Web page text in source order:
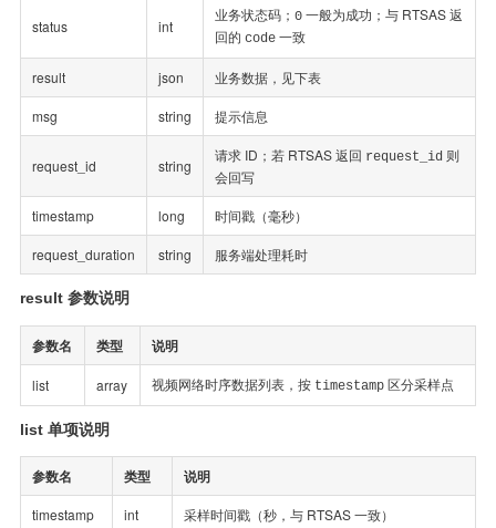
status int
业务状态码； 0一般为成功；与 RTSAS 返
回的 code一致
result json 业务数据，见下表
msg string 提示信息
request_id string
请求 ID；若 RTSAS 返回 request_id 则
会回写
timestamp long 时间戳（毫秒）
request_duration string 服务端处理耗时
result 参数说明
参数名 类型 说明
list array 视频网络时序数据列表，按 timestamp区分采样点
list 单项说明
参数名 类型 说明
timestamp int 采样时间戳（秒，与 RTSAS 一致）